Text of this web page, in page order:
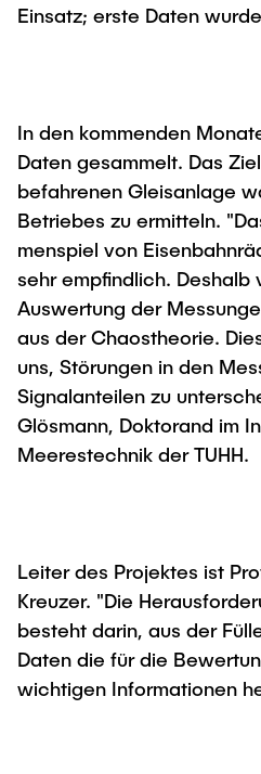
Veranstaltungen
Arbeiten an der TU
Stellenausschreibungen
Berufsausbildung und
Berufungen
Neue Mitarbeitende
Intern
Alumni
Berufseinstieg - Career
Graduiertenakademie
Promotion und Habilitation
Wissenschaftliche
Lehre und Lernen
Best Practices Lehre
Hochschuldidaktik - ZLL
LearnING Center
Early Career Researchers
Team
Neues aus der
Transfer
Interdisziplinärer
„Biobasierte Prozesse
Reaktortechnologien“
News
Management-
Forschung und Institute
Maschinenbau
Studiengänge
Forschung und Institute
Studienbereich FIT
Institute im Überblick
Partnerships and Strategy
Strategie
ECIU University
Contacts & International
Einsatz; erste Daten
In den kommenden
Daten gesammelt. Das
befahrenen Gleisanlage
Betriebes zu ermitteln.
men­spiel von
sehr empfindlich.
Aus­wertung der
aus der Chaostheorie.
uns, Störungen in den
Signalanteilen zu
Glösmann, Doktor­and im
Meerestechnik der TUHH.
Leiter des Projektes ist
Kreu­zer. "Die
besteht darin, aus der
Daten die für die
wichtigen Infor­ma­tio­nen